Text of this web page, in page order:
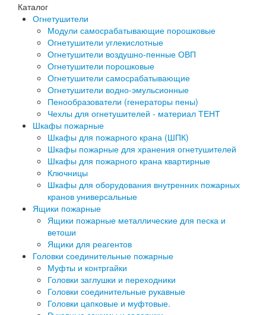
Каталог
Огнетушители
Модули самосрабатывающие порошковые
Огнетушители углекислотные
Огнетушители воздушно-пенные ОВП
Огнетушители порошковые
Огнетушители самосрабатывающие
Огнетушители водно-эмульсионные
Пенообразователи (генераторы пены)
Чехлы для огнетушителей - материал ТЕНТ
Шкафы пожарные
Шкафы для пожарного крана (ШПК)
Шкафы пожарные для хранения огнетушителей
Шкафы для пожарного крана квартирные
Ключницы
Шкафы для оборудования внутренних пожарных
кранов универсальные
Ящики пожарные
Ящики пожарные металлические для песка и
ветоши
Ящики для реагентов
Головки соединительные пожарные
Муфты и контргайки
Головки заглушки и переходники
Головки соединительные рукавные
Головки цапковые и муфтовые.